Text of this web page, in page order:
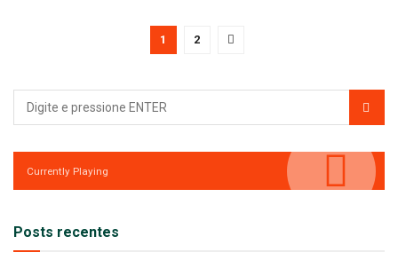
1 2
Currently Playing
Posts recentes